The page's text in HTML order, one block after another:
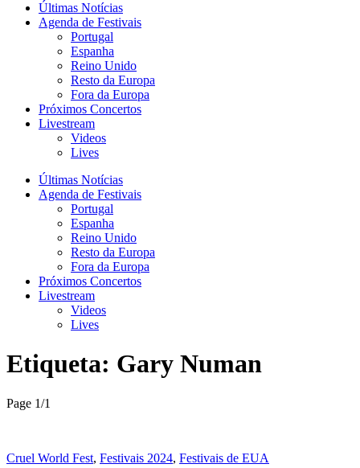
Últimas Notícias
Agenda de Festivais
Portugal
Espanha
Reino Unido
Resto da Europa
Fora da Europa
Próximos Concertos
Livestream
Videos
Lives
Últimas Notícias
Agenda de Festivais
Portugal
Espanha
Reino Unido
Resto da Europa
Fora da Europa
Próximos Concertos
Livestream
Videos
Lives
Etiqueta: Gary Numan
Page 1/1
Cruel World Fest, Festivais 2024, Festivais de EUA